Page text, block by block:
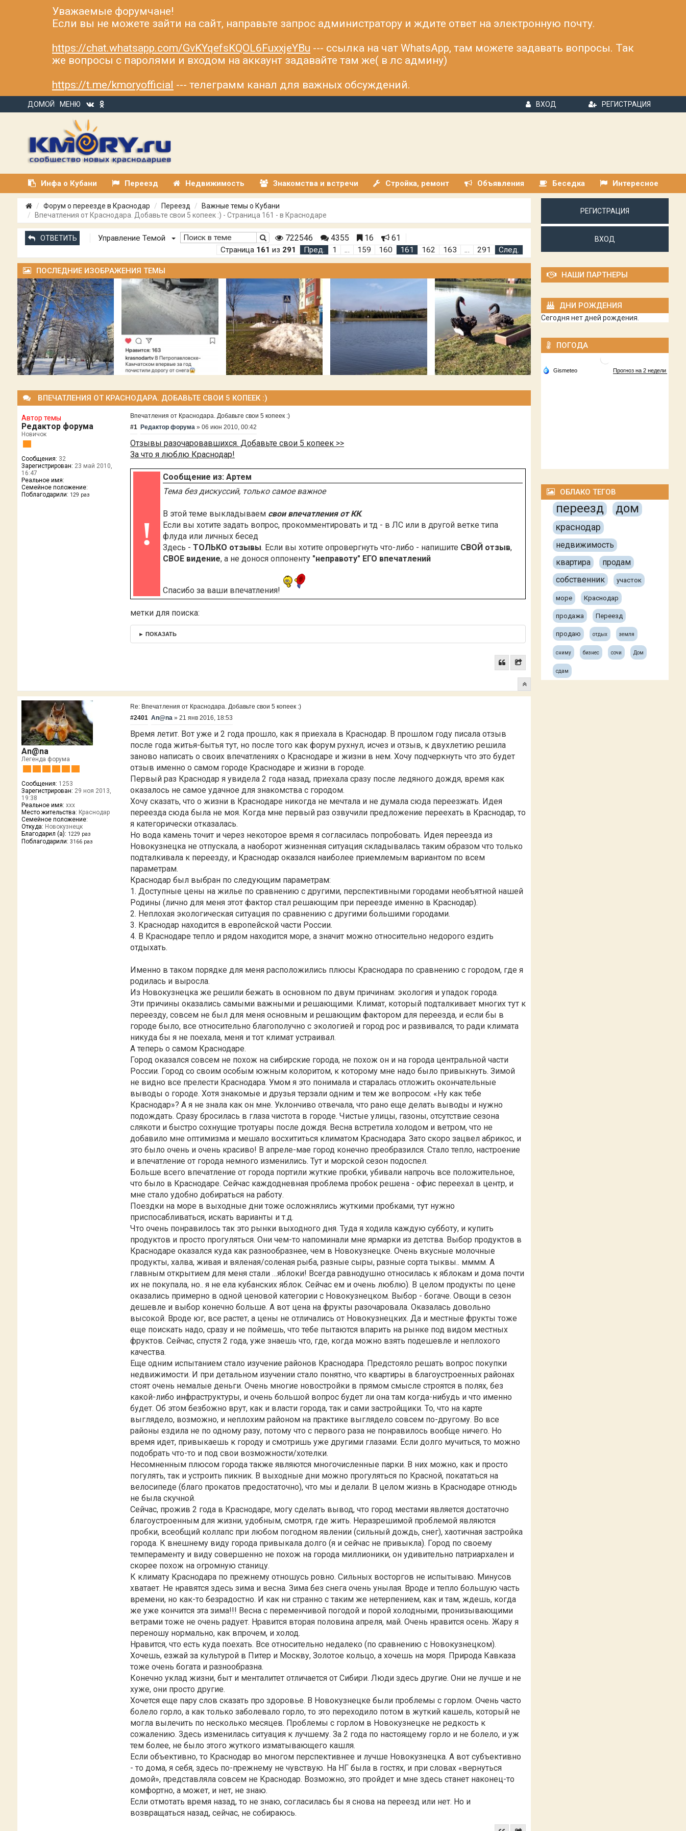
Уважаемые форумчане!
Если вы не можете зайти на сайт, направьте запрос администратору и ждите ответ на электронную почту.
https://chat.whatsapp.com/GvKYqefsKQOL6FuxxjeYBu --- ссылка на чат WhatsApp, там можете задавать вопросы. Так
же вопросы с паролями и входом на аккаунт задавайте там же( в лс админу)
https://t.me/kmoryofficial --- телеграмм канал для важных обсуждений.
ДОМОЙ МЕНЮ ВХОД РЕГИСТРАЦИЯ
Инфа о Кубани Переезд Недвижимость Знакомства и встречи Стройка, ремонт Объявления Беседка Интересное
Форум о переезде в Краснодар Переезд
Важные темы о Кубани
Впечатления от Краснодара. Добавьте свои 5 копеек :) - Страница 161 - в Краснодаре
ОТВЕТИТЬ Управление Темой 722546 4355 16 61
Страница 161 из 291 Пред. 1 … 159 160 161 162 163 … 291 След.
ПОСЛЕДНИЕ ИЗОБРАЖЕНИЯ ТЕМЫ
ВПЕЧАТЛЕНИЯ ОТ КРАСНОДАРА. ДОБАВЬТЕ СВОИ 5 КОПЕЕК :)
Автор темы
Редактор форума
Новичок
Сообщения: 32
Зарегистрирован: 23 май 2010,
16:47
Реальное имя:
Семейное положение:
Поблагодарили: 129 раз
Впечатления от Краснодара. Добавьте свои 5 копеек :)
#1 Редактор форума »06 июн 2010, 00:42
Отзывы разочаровавшихся. Добавьте свои 5 копеек >>
За что я люблю Краснодар!
!
Сообщение из: Артем
Тема без дискуссий, только самое важное
В этой теме выкладываем свои впечатления от КК.
Если вы хотите задать вопрос, прокомментировать и тд - в ЛС или в другой ветке типа
флуда или личных бесед
Здесь -ТОЛЬКО отзывы. Если вы хотите опровергнуть что-либо - напишите СВОЙ отзыв,
СВОЕ видение, а не донося оппоненту "неправоту" ЕГО впечатлений
Спасибо за ваши впечатления!
метки для поиска:
► ПОКАЗАТЬ
An@na
Легенда форума
Сообщения: 1253
Зарегистрирован: 29 ноя 2013,
19:38
Реальное имя: xxx
Место жительства: Краснодар
Семейное положение:
Откуда: Новокузнецк
Благодарил (а): 1229 раз
Поблагодарили: 3166 раз
Re: Впечатления от Краснодара. Добавьте свои 5 копеек :)
#2401 An@na »21 янв 2016, 18:53
Время летит. Вот уже и 2 года прошло, как я приехала в Краснодар. В прошлом году писала отзыв
после года житья-бытья тут, но после того как форум рухнул, исчез и отзыв, к двухлетию решила
заново написать о своих впечатлениях о Краснодаре и жизни в нем. Хочу подчеркнуть что это будет
отзыв именно о самом городе Краснодаре и жизни в городе.
Первый раз Краснодар я увидела 2 года назад, приехала сразу после ледяного дождя, время как
оказалось не самое удачное для знакомства с городом.
Хочу сказать, что о жизни в Краснодаре никогда не мечтала и не думала сюда переезжать. Идея
переезда сюда была не моя. Когда мне первый раз озвучили предложение переехать в Краснодар, то
я категорически отказалась.
Но вода камень точит и через некоторое время я согласилась попробовать. Идея переезда из
Новокузнецка не отпускала, а наоборот жизненная ситуация складывалась таким образом что только
подталкивала к переезду, и Краснодар оказался наиболее приемлемым вариантом по всем
параметрам.
Краснодар был выбран по следующим параметрам:
1. Доступные цены на жилье по сравнению с другими, перспективными городами необъятной нашей
Родины (лично для меня этот фактор стал решающим при переезде именно в Краснодар).
2. Неплохая экологическая ситуация по сравнению с другими большими городами.
3. Краснодар находится в европейской части России.
4. В Краснодаре тепло и рядом находится море, а значит можно относительно недорого ездить
отдыхать.
Именно в таком порядке для меня расположились плюсы Краснодара по сравнению с городом, где я
родилась и выросла.
Из Новокузнецка же решили бежать в основном по двум причинам: экология и упадок города.
Эти причины оказались самыми важными и решающими. Климат, который подталкивает многих тут к
переезду, совсем не был для меня основным и решающим фактором для переезда, и если бы в
городе было, все относительно благополучно с экологией и город рос и развивался, то ради климата
никуда бы я не поехала, меня и тот климат устраивал.
А теперь о самом Краснодаре.
Город оказался совсем не похож на сибирские города, не похож он и на города центральной части
России. Город со своим особым южным колоритом, к которому мне надо было привыкнуть. Зимой
не видно все прелести Краснодара. Умом я это понимала и старалась отложить окончательные
выводы о городе. Хотя знакомые и друзья терзали одним и тем же вопросом: «Ну как тебе
Краснодар»? А я не знала как он мне. Уклончиво отвечала, что рано еще делать выводы и нужно
подождать. Сразу бросилась в глаза чистота в городе. Чистые улицы, газоны, отсутствие сезона
слякоти и быстро сохнущие тротуары после дождя. Весна встретила холодом и ветром, что не
добавило мне оптимизма и мешало восхититься климатом Краснодара. Зато скоро зацвел абрикос, и
это было очень и очень красиво! В апреле-мае город конечно преобразился. Стало тепло, настроение
и впечатление от города немного изменились. Тут и морской сезон подоспел.
Больше всего впечатление от города портили жуткие пробки, убивали напрочь все положительное,
что было в Краснодаре. Сейчас каждодневная проблема пробок решена - офис переехал в центр, и
мне стало удобно добираться на работу.
Поездки на море в выходные дни тоже осложнялись жуткими пробками, тут нужно
приспосабливаться, искать варианты и т.д.
Что очень понравилось так это рынки выходного дня. Туда я ходила каждую субботу, и купить
продуктов и просто прогуляться. Они чем-то напоминали мне ярмарки из детства. Выбор продуктов в
Краснодаре оказался куда как разнообразнее, чем в Новокузнецке. Очень вкусные молочные
продукты, халва, живая и вяленая/соленая рыба, разные сыры, разные сорта тыквы.. мммм. А
главным открытием для меня стали …яблоки! Всегда равнодушно относилась к яблокам и дома почти
их не покупала, но.. я не ела кубанских яблок. Сейчас ем и очень люблю). В целом продукты по цене
оказались примерно в одной ценовой категории с Новокузнецком. Выбор - богаче. Овощи в сезон
дешевле и выбор конечно больше. А вот цена на фрукты разочаровала. Оказалась довольно
высокой. Вроде юг, все растет, а цены не отличались от Новокузнецких. Да и местные фрукты тоже
еще поискать надо, сразу и не поймешь, что тебе пытаются впарить на рынке под видом местных
фруктов. Сейчас, спустя 2 года, уже знаешь что, где, когда можно взять подешевле и неплохого
качества.
Еще одним испытанием стало изучение районов Краснодара. Предстояло решать вопрос покупки
недвижимости. И при детальном изучении стало понятно, что квартиры в благоустроенных районах
стоят очень немалые деньги. Очень многие новостройки в прямом смысле строятся в полях, без
какой-либо инфраструктуры, и очень большой вопрос будет ли она там когда-нибудь и что именно
будет. Об этом безбожно врут, как и власти города, так и сами застройщики. То, что на карте
выглядело, возможно, и неплохим районом на практике выглядело совсем по-другому. Во все
районы ездила не по одному разу, потому что с первого раза не понравилось вообще ничего. Но
время идет, привыкаешь к городу и смотришь уже другими глазами. Если долго мучиться, то можно
подобрать что-то и под свои возможности/хотелки.
Несомненным плюсом города также являются многочисленные парки. В них можно, как и просто
погулять, так и устроить пикник. В выходные дни можно прогуляться по Красной, покататься на
велосипеде (благо прокатов предостаточно), что мы и делали. В целом жизнь в Краснодаре отнюдь
не была скучной.
Сейчас, прожив 2 года в Краснодаре, могу сделать вывод, что город местами является достаточно
благоустроенным для жизни, удобным, смотря, где жить. Неразрешимой проблемой являются
пробки, всеобщий коллапс при любом погодном явлении (сильный дождь, снег), хаотичная застройка
города. К внешнему виду города привыкала долго (я и сейчас не привыкла). Город по своему
темпераменту и виду совершенно не похож на города миллионики, он удивительно патриархален и
скорее похож на огромную станицу.
К климату Краснодара по прежнему отношусь ровно. Сильных восторгов не испытываю. Минусов
хватает. Не нравятся здесь зима и весна. Зима без снега очень унылая. Вроде и тепло большую часть
времени, но как-то безрадостно. И как ни странно с таким же нетерпением, как и там, ждешь, когда
же уже кончится эта зима!!! Весна с переменчивой погодой и порой холодными, пронизывающими
ветрами тоже не очень радует. Нравится вторая половина апреля, май. Очень нравится осень. Жару я
переношу нормально, как впрочем, и холод.
Нравится, что есть куда поехать. Все относительно недалеко (по сравнению с Новокузнецком).
Хочешь, езжай за культурой в Питер и Москву, Золотое кольцо, а хочешь на моря. Природа Кавказа
тоже очень богата и разнообразна.
Конечно уклад жизни, быт и менталитет отличается от Сибири. Люди здесь другие. Они не лучше и не
хуже, они просто другие.
Хочется еще пару слов сказать про здоровье. В Новокузнецке были проблемы с горлом. Очень часто
болело горло, а как только заболевало горло, то это переходило потом в жуткий кашель, который не
могла вылечить по несколько месяцев. Проблемы с горлом в Новокузнецке не редкость к
сожалению. Здесь изменилась ситуация к лучшему. За 2 года по настоящему горло и не болело, и уж
тем более, не было этого жуткого изматывающего кашля.
Если объективно, то Краснодар во многом перспективнее и лучше Новокузнецка. А вот субъективно
- то дома, я себя, здесь по-прежнему не чувствую. На НГ была в гостях, и при словах «вернуться
домой», представляла совсем не Краснодар. Возможно, это пройдет и мне здесь станет наконец-то
комфортно, а может, и нет, не знаю.
Если отмотать время назад, то не знаю, согласилась бы я снова на переезд или нет. Но и
возвращаться назад, сейчас, не собираюсь.
РЕГИСТРАЦИЯ
ВХОД
НАШИ ПАРТНЕРЫ
ДНИ РОЖДЕНИЯ
Сегодня нет дней рождения.
ПОГОДА
ОБЛАКО ТЕГОВ
переезд дом
краснодар
недвижимость
квартира
продам
собственник
участок
море Краснодар
продажа Переезд
продаю отдых земля
сниму бизнес сочи Дом
сдам